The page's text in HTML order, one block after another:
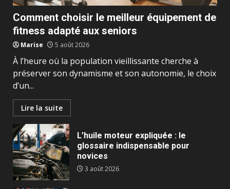
Comment choisir le meilleur équipement de
fitness adapté aux seniors
Marise 5 août 2026
À l’heure où la population vieillissante cherche à
préserver son dynamisme et son autonomie, le choix
d’un...
Lire la suite
L’huile moteur expliquée : le
glossaire indispensable pour
novices
3 août 2026